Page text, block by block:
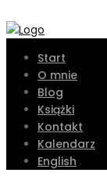
Start
O mnie
Blog
Książki
Kontakt
Kalendarz
English